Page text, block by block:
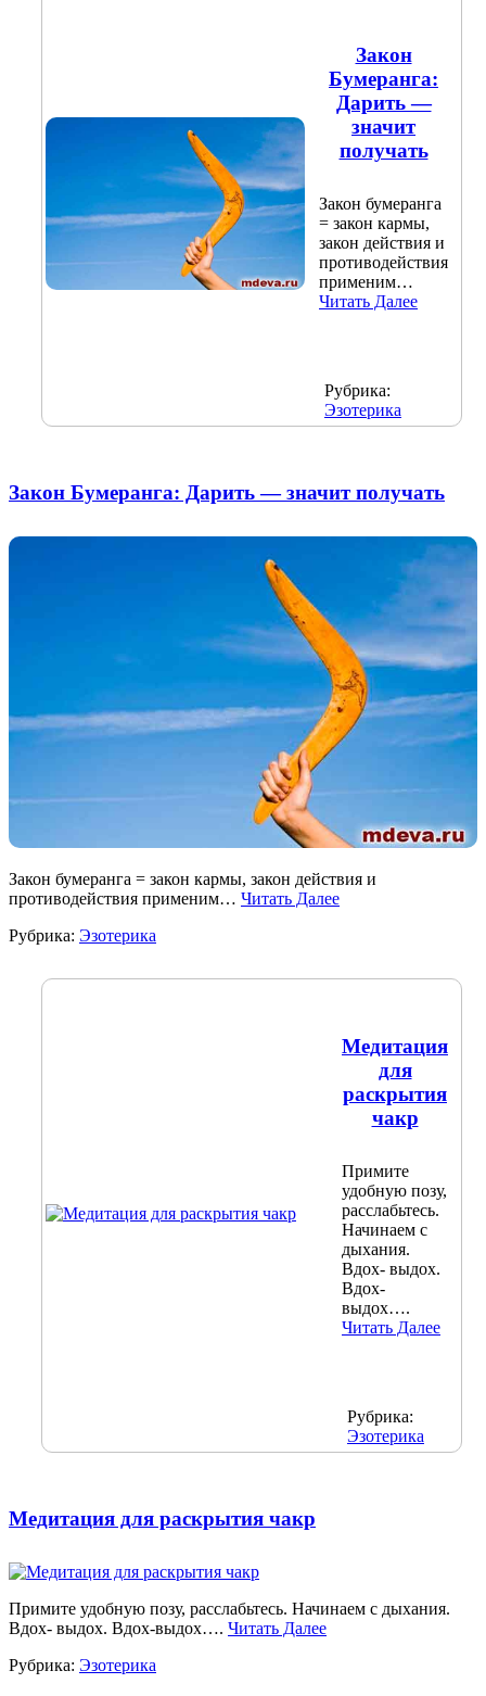
Закон
Бумеранга:
Дарить —
значит
получать
Закон бумеранга
= закон кармы,
закон действия и
противодействия
применим…
Читать Далее
Рубрика:
Эзотерика
Закон Бумеранга: Дарить — значит получать
Закон бумеранга = закон кармы, закон действия и
противодействия применим… Читать Далее
Рубрика: Эзотерика
Медитация
для
раскрытия
чакр
Примите
удобную позу,
расслабьтесь.
Начинаем с
дыхания.
Вдох- выдох.
Вдох-
выдох….
Читать Далее
Рубрика:
Эзотерика
Медитация для раскрытия чакр
Примите удобную позу, расслабьтесь. Начинаем с дыхания.
Вдох- выдох. Вдох-выдох…. Читать Далее
Рубрика: Эзотерика